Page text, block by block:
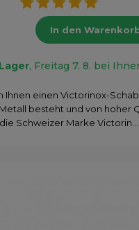
In den
, Freitag 7. 8. bei
Ihnen einen Victorinox-
besteht und von hoher
Schweizer Marke Victorin...